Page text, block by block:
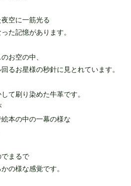
空に一筋光る
た記憶があります。
お空の中、
るお星様の秒針に見とれています。
て刷り染めた牛革です。
本の中の一幕の様な
まるで
の様な感覚です。